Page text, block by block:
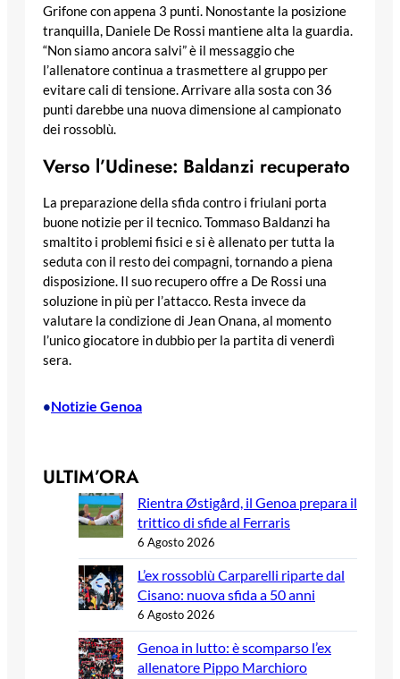
Grifone con appena 3 punti. Nonostante la posizione
tranquilla, Daniele De Rossi mantiene alta la guardia.
“Non siamo ancora salvi” è il messaggio che
l’allenatore continua a trasmettere al gruppo per
evitare cali di tensione. Arrivare alla sosta con 36
punti darebbe una nuova dimensione al campionato
dei rossoblù.
Verso l’Udinese: Baldanzi recuperato
La preparazione della sfida contro i friulani porta
buone notizie per il tecnico. Tommaso Baldanzi ha
smaltito i problemi fisici e si è allenato per tutta la
seduta con il resto dei compagni, tornando a piena
disposizione. Il suo recupero offre a De Rossi una
soluzione in più per l’attacco. Resta invece da
valutare la condizione di Jean Onana, al momento
l’unico giocatore in dubbio per la partita di venerdì
sera.
•Notizie Genoa
ULTIM’ORA
Rientra Østigård, il Genoa prepara il
trittico di sfide al Ferraris
6 Agosto 2026
L’ex rossoblù Carparelli riparte dal
Cisano: nuova sfida a 50 anni
6 Agosto 2026
Genoa in lutto: è scomparso l’ex
allenatore Pippo Marchioro